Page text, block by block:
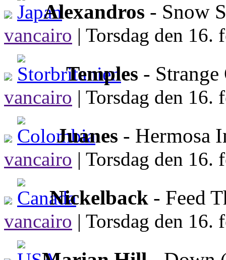
Alexandros - Snow
vancairo | Torsdag den 16.
Temples -
vancairo | Torsdag den 16.
Juanes - Hermosa
vancairo | Torsdag den 16.
Nickelback - Feed
vancairo | Torsdag den 16.